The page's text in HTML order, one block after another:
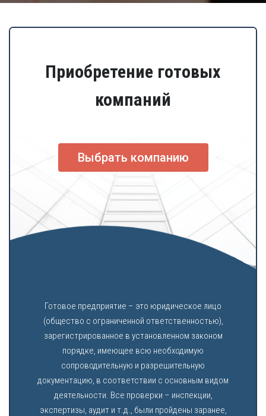
Приобретение готовых
компаний
Выбрать компанию
Готовое предприятие – это юридическое лицо
(общество с ограниченной ответственностью),
зарегистрированное в установленном законом
порядке, имеющее всю необходимую
сопроводительную и разрешительную
документацию, в соответствии с основным видом
деятельности. Все проверки – инспекции,
экспертизы, аудит и т.д., были пройдены заранее,